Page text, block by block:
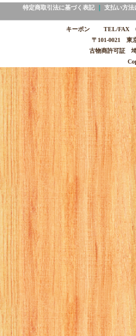
特定商取引法に基づく表記｜ 支払い方法
キーポン TEL/FAX
〒101-0021 東
古物商許可証